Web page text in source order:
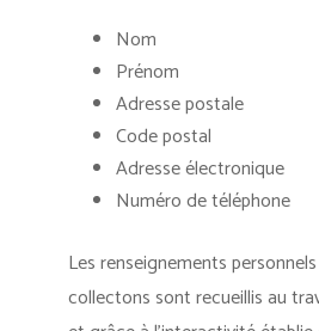
Nom
Prénom
Adresse postale
Code postal
Adresse électronique
Numéro de téléphone
Les renseignements
collectons sont recueillis au